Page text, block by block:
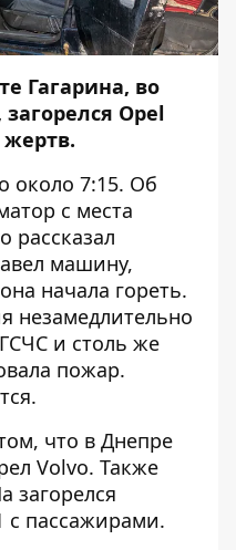
Гагарина, во
Opel
около 7:15. Об
с места
рассказал
машину,
начала гореть.
незамедлительно
и столь же
пожар.
что в Днепре
Volvo. Также
загорелся
пассажирами.